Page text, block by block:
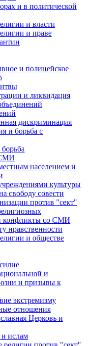
и в политической
и власти
и праве
и полицейское
и ликвидация
дискриминация
и борьба с
борьба
населением и
культуры
свободу совести
против "сект"
конфликты со СМИ
нравственности
и обществе
и
и призывы к
экстремизму
отношения
Церковь и
ислам